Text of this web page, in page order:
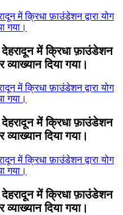
में क्रिधा फ़ाउंडेशन
व्याख्यान दिया गया।
में क्रिधा फ़ाउंडेशन
व्याख्यान दिया गया।
में क्रिधा फ़ाउंडेशन
व्याख्यान दिया गया।